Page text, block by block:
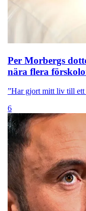
Per Morbergs
nära flera
”Har gjort mitt liv till ett
6